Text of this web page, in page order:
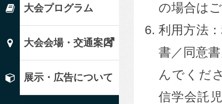
大会プログラム
大会会場・交通案内
展示・広告について
の場合は
利用方法
書／同意
んでくだ
信学会託